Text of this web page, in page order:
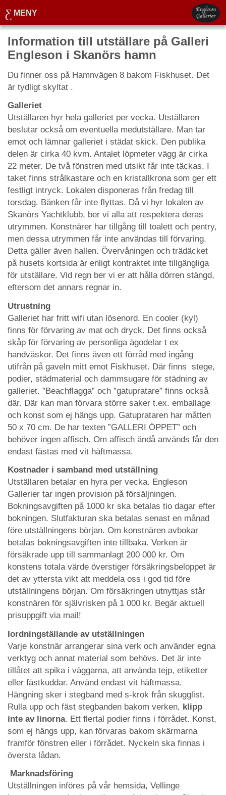
MENY
Information till utställare på Galleri
Engleson i Skanörs hamn
Du finner oss på Hamnvägen 8 bakom Fiskhuset. Det
är tydligt skyltat .
Galleriet
Utställaren hyr hela galleriet per vecka. Utställaren
beslutar också om eventuella medutställare. Man tar
emot och lämnar galleriet i städat skick. Den publika
delen är cirka 40 kvm. Antalet löpmeter vägg är cirka
22 meter. De två fönstren med utsikt får inte täckas. I
taket finns strålkastare och en kristallkrona som ger ett
festligt intryck. Lokalen disponeras från fredag till
torsdag. Bänken får inte flyttas. Då vi hyr lokalen av
Skanörs Yachtklubb, ber vi alla att respektera deras
utrymmen. Konstnärer har tillgång till toalett och pentry,
men dessa utrymmen får inte användas till förvaring.
Detta gäller även hallen. Övervåningen och trädäcket
på husets kortsida är enligt kontraktet inte tillgängliga
för utställare. Vid regn ber vi er att hålla dörren stängd,
eftersom det annars regnar in.
Utrustning
Galleriet har fritt wifi utan lösenord. En cooler (kyl)
finns för förvaring av mat och dryck. Det finns också
skåp för förvaring av personliga ägodelar t ex
handväskor. Det finns även ett förråd med ingång
utifrån på gaveln mitt emot Fiskhuset. Där finns stege,
podier, städmaterial och dammsugare för städning av
galleriet. ”Beachflagga” och ”gatupratare” finns också
där. Där kan man förvara större saker t.ex. emballage
och konst som ej hängs upp. Gatuprataren har måtten
50 x 70 cm. De har texten ”GALLERI ÖPPET” och
behöver ingen affisch. Om affisch ändå används får den
endast fästas med vit häftmassa.
Kostnader i samband med utställning
Utställaren betalar en hyra per vecka. Engleson
Gallerier tar ingen provision på försäljningen.
Bokningsavgiften på 1000 kr ska betalas tio dagar efter
bokningen. Slutfakturan ska betalas senast en månad
före utställningens början. Om konstnären avbokar
betalas bokningsavgiften inte tillbaka. Verken är
försäkrade upp till sammanlagt 200 000 kr. Om
konstens totala värde överstiger försäkringsbeloppet är
det av yttersta vikt att meddela oss i god tid före
utställningens början. Om försäkringen utnyttjas står
konstnären för självrisken på 1 000 kr. Begär aktuell
prisuppgift via mail!
Iordningställande av utställningen
Varje konstnär arrangerar sina verk och använder egna
verktyg och annat material som behövs. Det är inte
tillåtet att spika i väggarna, att använda tejp, etiketter
eller fästkuddar. Använd endast vit häftmassa.
Hängning sker i stegband med s-krok från skugglist.
Rulla upp och fäst stegbanden bakom verken, klipp
inte av linorna. Ett flertal podier finns i förrådet. Konst,
som ej hängs upp, kan förvaras bakom skärmarna
framför fönstren eller i förrådet. Nyckeln ska finnas i
översta lådan.
Marknadsföring
Utställningen införes på vår hemsida, Vellinge